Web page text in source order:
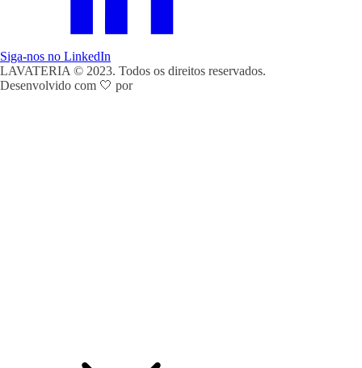
Siga-nos no LinkedIn
LAVATERIA © 2023. Todos os direitos reservados.
Desenvolvido com 🤍 por